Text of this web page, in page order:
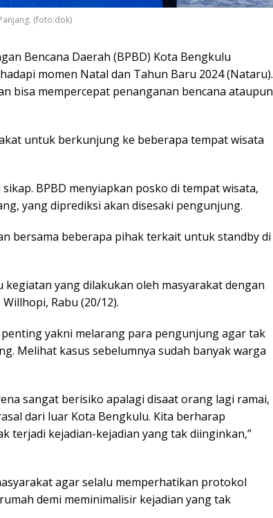
(foto:dok)
Bencana Daerah (BPBD) Kota Bengkulu
momen Natal dan Tahun Baru 2024 (Nataru).
bisa mempercepat penanganan bencana ataupun
untuk berkunjung ke beberapa tempat wisata
BPBD menyiapkan posko di tempat wisata,
yang diprediksi akan disesaki pengunjung.
bersama beberapa pihak terkait untuk standby di
kegiatan yang dilakukan oleh masyarakat dengan
Rabu (20/12).
yakni melarang para pengunjung agar tak
Melihat kasus sebelumnya sudah banyak warga
sangat berisiko apalagi disaat orang lagi ramai,
dari luar Kota Bengkulu. Kita berharap
terjadi kejadian-kejadian yang tak diinginkan,”
agar selalu memperhatikan protokol
demi meminimalisir kejadian yang tak